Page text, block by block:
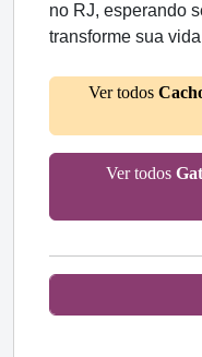
no RJ, esperando
transforme sua
Ver todos
Ver todos